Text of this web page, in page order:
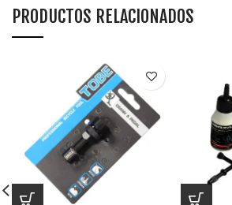
PRODUCTOS RELACIONADOS